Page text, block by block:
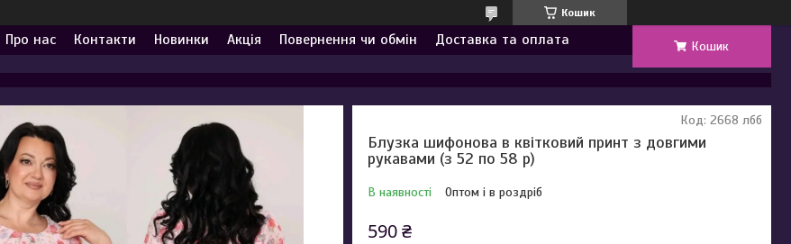
Кошик
Про нас Контакти Новинки Акція Повернення чи обмін Доставка та оплата Кошик
Блузка шифонова в квітковий принт з довгими
рукавами (з 52 по 58 р)
В наявності Оптом і в роздріб
Код: 2668 лбб
590 ₴